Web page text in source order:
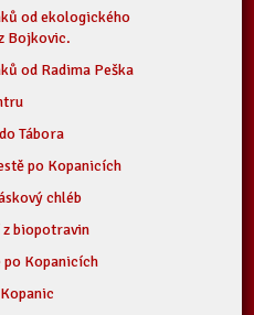
od ekologického
Bojkovic.
od Radima Peška
Tábora
po Kopanicích
chléb
z biopotravin
po Kopanicích